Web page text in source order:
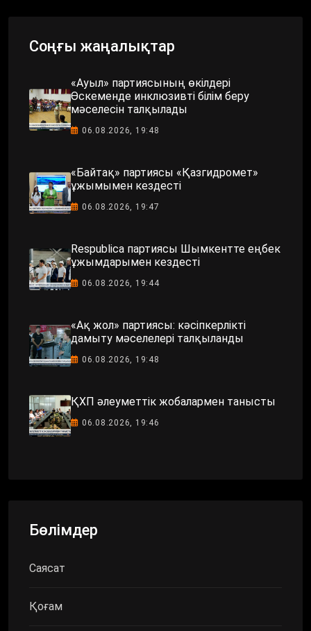
Соңғы жаңалықтар
«Ауыл» партиясының өкілдері
Өскеменде инклюзивті білім беру
мәселесін талқылады
06.08.2026, 19:48
«Байтақ» партиясы «Қазгидромет»
ұжымымен кездесті
06.08.2026, 19:47
Respublica партиясы Шымкентте еңбек
ұжымдарымен кездесті
06.08.2026, 19:44
«Ақ жол» партиясы: кәсіпкерлікті
дамыту мәселелері талқыланды
06.08.2026, 19:48
ҚХП әлеуметтік жобалармен танысты
06.08.2026, 19:46
Бөлімдер
Саясат
Қоғам